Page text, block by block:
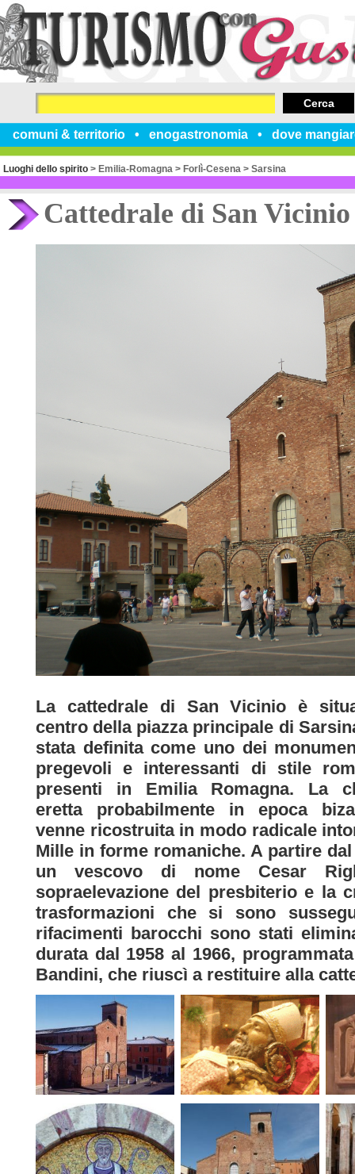
comuni & territorio enogastronomia dove
Cerca
Luoghi dello spirito > Emilia-Romagna > Forlì-Cesena > Sarsina
Cattedrale di San Vicinio
La cattedrale di San Vicinio è
centro della piazza principale di
stata definita come uno dei
pregevoli e interessanti di stile
presenti in Emilia Romagna. La
eretta probabilmente in epoca
venne ricostruita in modo radicale
Mille in forme romaniche. A partire dal
un vescovo di nome Cesar
sopraelevazione del presbiterio e la
trasformazioni che si sono
rifacimenti barocchi sono stati
durata dal 1958 al 1966,
Bandini, che riuscì a restituire alla